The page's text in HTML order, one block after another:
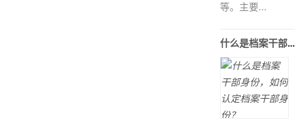
等。主要...
什么是档案干部身份，如何认定档案干